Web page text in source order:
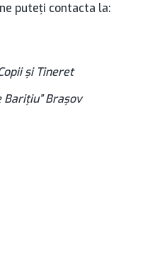
puteți contacta la:
și Tineret
Barițiu” Brașov